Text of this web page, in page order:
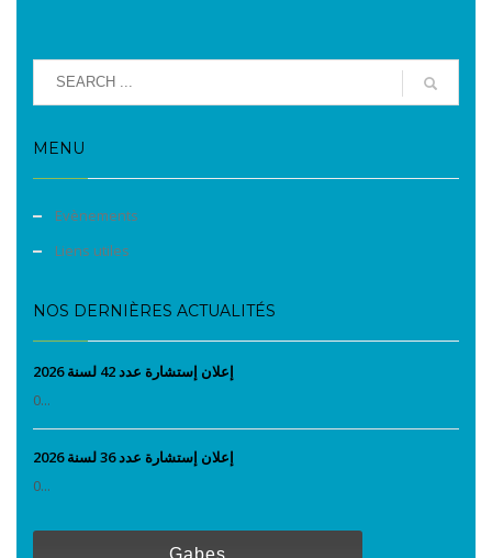
MENU
Evènements
Liens utiles
NOS DERNIÈRES ACTUALITÉS
إعلان إستشارة عدد 42 لسنة 2026
0...
إعلان إستشارة عدد 36 لسنة 2026
0...
Gabes